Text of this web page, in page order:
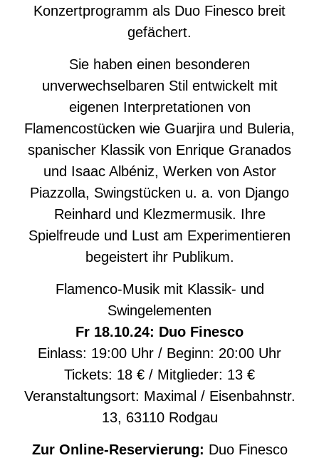
Konzertprogramm als Duo Finesco breit
gefächert.
Sie haben einen besonderen
unverwechselbaren Stil entwickelt mit
eigenen Interpretationen von
Flamencostücken wie Guarjira und Buleria,
spanischer Klassik von Enrique Granados
und Isaac Albéniz, Werken von Astor
Piazzolla, Swingstücken u. a. von Django
Reinhard und Klezmermusik. Ihre
Spielfreude und Lust am Experimentieren
begeistert ihr Publikum.
Flamenco-Musik mit Klassik- und
Swingelementen
Fr 18.10.24: Duo Finesco
Einlass: 19:00 Uhr / Beginn: 20:00 Uhr
Tickets: 18 € / Mitglieder: 13 €
Veranstaltungsort: Maximal / Eisenbahnstr.
13, 63110 Rodgau
Zur Online-Reservierung: Duo Finesco